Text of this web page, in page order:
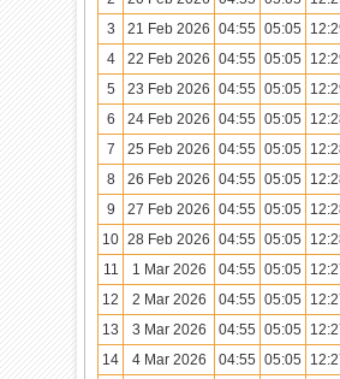
3
21 Feb 2026 04:55 05:05
4
22 Feb 2026 04:55 05:05
5
23 Feb 2026 04:55 05:05
6
24 Feb 2026 04:55 05:05
7
25 Feb 2026 04:55 05:05
8
26 Feb 2026 04:55 05:05
9
27 Feb 2026 04:55 05:05
10 28 Feb 2026 04:55 05:05
11
1 Mar 2026 04:55 05:05
12
2 Mar 2026 04:55 05:05
13
3 Mar 2026 04:55 05:05
14
4 Mar 2026 04:55 05:05